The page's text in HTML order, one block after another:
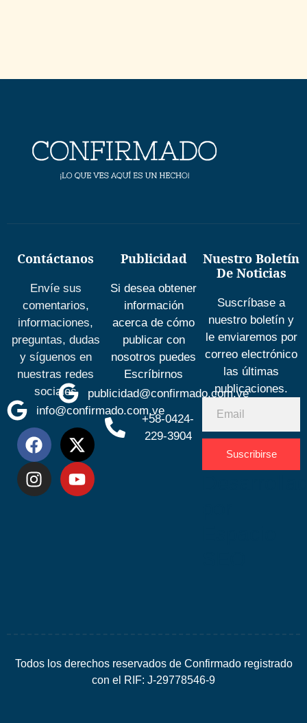
Contáctanos
Envíe sus
comentarios,
informaciones,
preguntas, dudas
y síguenos en
nuestras redes
sociales
info@confirmado.com.ve
Publicidad
Si desea obtener
información
acerca de cómo
publicar con
nosotros puedes
Escríbirnos
publicidad@confirmado.com.ve
+58-0424-
229-3904
Nuestro Boletín
De Noticias
Suscríbase a
nuestro boletín y
le enviaremos por
correo electrónico
las últimas
publicaciones.
Suscribirse
Todos los derechos reservados de Confirmado registrado
con el RIF: J-29778546-9